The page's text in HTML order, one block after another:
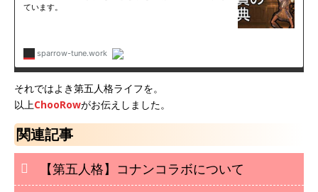
それではよき第五人格ライフを。
以上ChooRowがお伝えしました。
関連記事
【第五人格】コナンコラボについて